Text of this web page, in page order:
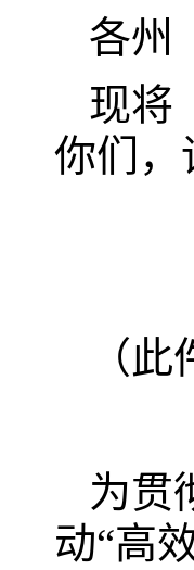
各州
现将
你们，
（
为贯
动“高